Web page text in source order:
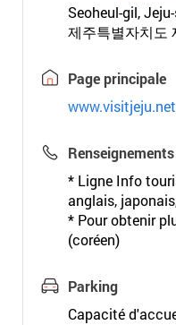
Seoheul-gil,
제주특별자치도
Page principale
www.visitjeju.net
Renseignements
* Ligne Info
anglais,
* Pour obtenir
(coréen)
Parking
Capacité